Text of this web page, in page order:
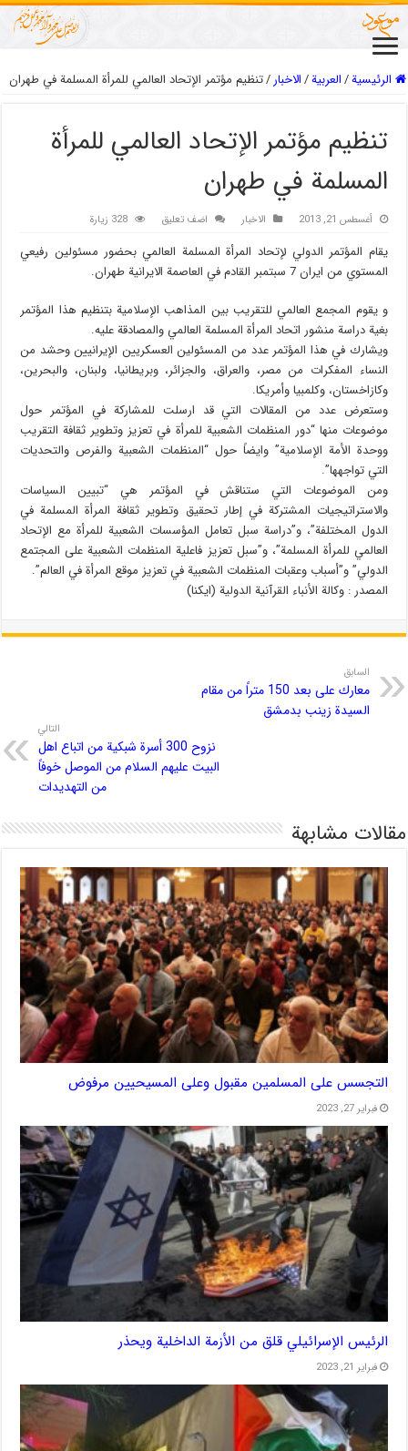
الرئيسية/العربیة/الاخبار/تنظيم مؤتمر الإتحاد العالمي للمرأة المسلمة في طهران
تنظيم مؤتمر الإتحاد العالمي للمرأة
المسلمة في طهران
أغسطس 21, 2013 الاخبار اضف تعليق 328 زيارة
يقام المؤتمر الدولي لإتحاد المرأة المسلمة العالمي بحضور مسئولين رفيعي
المستوي من ايران 7 سبتمبر القادم في العاصمة الايرانية طهران.
و يقوم المجمع العالمي للتقريب بين المذاهب الإسلامية بتنظيم هذا المؤتمر
بغية دراسة منشور اتحاد المرأة المسلمة العالمي والمصادقة عليه.
ويشارك في هذا المؤتمر عدد من المسئولين العسكريين الإيرانيين وحشد من
النساء المفكرات من مصر، والعراق، والجزائر، وبريطانيا، ولبنان، والبحرين،
وكازاخستان، وكلمبيا وأمريكا.
وستعرض عدد من المقالات التي قد ارسلت للمشاركة في المؤتمر حول
موضوعات منها “دور المنظمات الشعبية للمرأة في تعزيز وتطوير ثقافة التقريب
ووحدة الأمة الإسلامية” وايضاً حول “المنظمات الشعبية والفرص والتحديات
التي تواجهها”.
ومن الموضوعات التي ستناقش في المؤتمر هي “تبيين السياسات
والاستراتيجيات المشتركة في إطار تحقيق وتطوير ثقافة المرأة المسلمة في
الدول المختلفة”، و”دراسة سبل تعامل المؤسسات الشعبية للمرأة مع الإتحاد
العالمي للمرأة المسلمة”، و”سبل تعزيز فاعلية المنظمات الشعبية على المجتمع
الدولي” و”أسباب وعقبات المنظمات الشعبية في تعزيز موقع المرأة في العالم”.
المصدر : وكالة الأنباء القرآنية الدولية (ايكنا)
السابق
معارك على بعد 150 متراً من مقام
السيدة زينب بدمشق
التالي
نزوح 300 أسرة شبكية من اتباع اهل
البيت عليهم السلام من الموصل خوفاً
من التهديدات
مقالات مشابهة
التجسس على المسلمين مقبول وعلى المسيحيين مرفوض
فبراير 27, 2023
الرئيس الإسرائيلي قلق من الأزمة الداخلية ويحذر
فبراير 21, 2023